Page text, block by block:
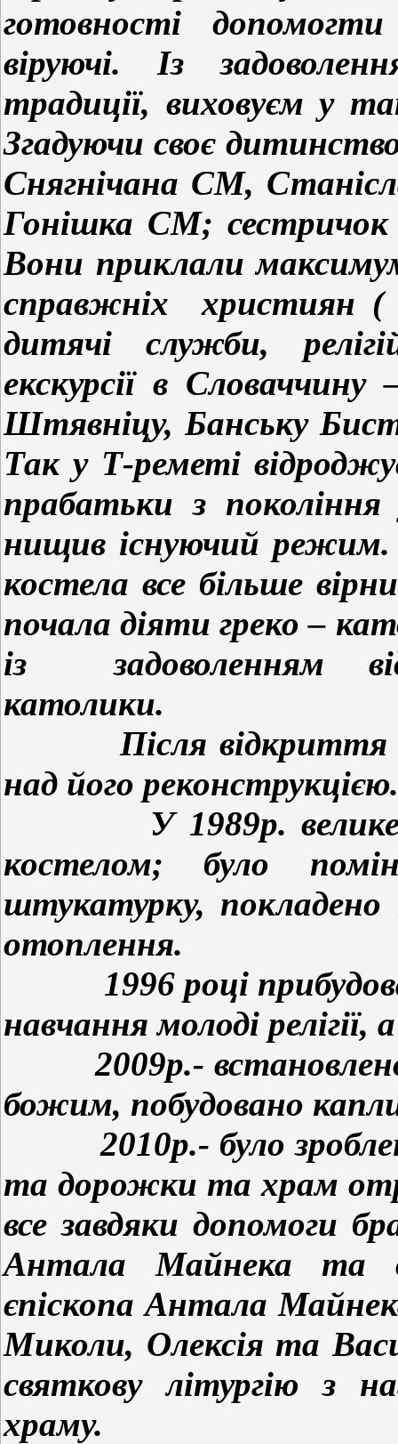
готовності
віруючі. Із
традиції, виховуєм у
Згадуючи своє
Снягнічана CM,
Гонішка CM;
Вони приклали
справжніх християн (
дитячі служби,
екскурсії в
Штявніцу, Банську
Так у Т-реметі
прабатьки з
нищив існуючий
костела все більше
почала діяти греко –
із задоволенням
католики.
Після відкриття
над його
У 1989р. велике
костелом; було
штукатурку, покладено
отоплення.
1996 році
навчання молоді
2009р.- встановлено
божим, побудовано
2010р.- було
та дорожки та храм
все завдяки допомоги
Антала Майнека та
єпіскопа Антала
Миколи, Олексія та
святкову літургію з
храму.